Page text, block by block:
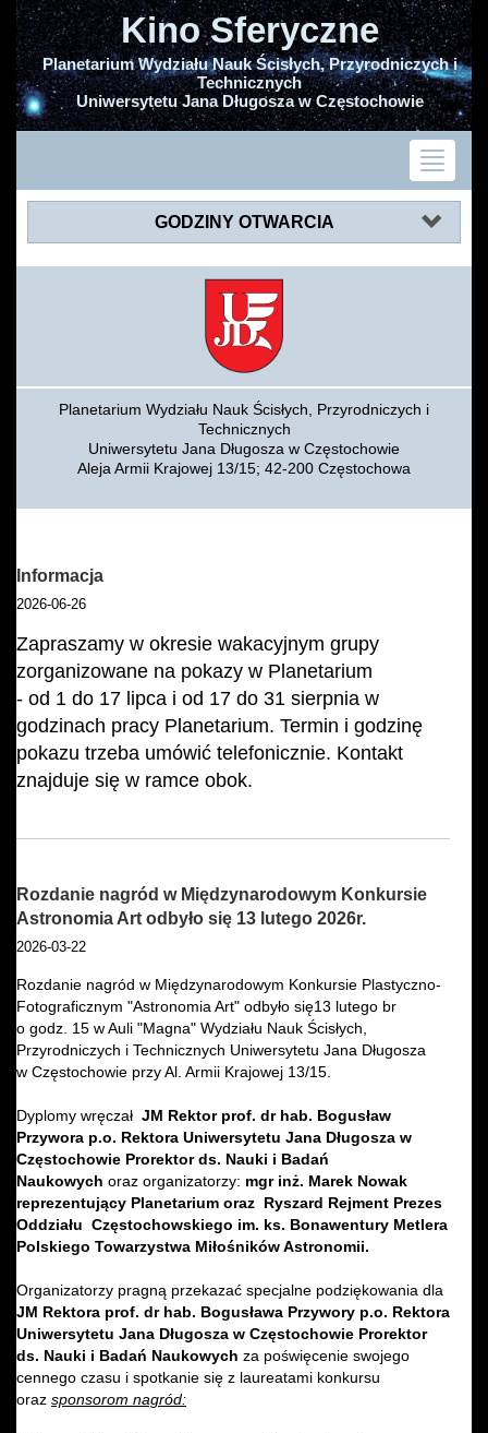
Kino Sferyczne
Planetarium Wydziału Nauk Ścisłych, Przyrodniczych i
Technicznych
Uniwersytetu Jana Długosza w Częstochowie
GODZINY OTWARCIA
Planetarium Wydziału Nauk Ścisłych, Przyrodniczych i
Technicznych
Uniwersytetu Jana Długosza w Częstochowie
Aleja Armii Krajowej 13/15; 42-200 Częstochowa
Informacja
2026-06-26
Zapraszamy w okresie wakacyjnym grupy
zorganizowane na pokazy w Planetarium
- od 1 do 17 lipca i od 17 do 31 sierpnia w
godzinach pracy Planetarium. Termin i godzinę
pokazu trzeba umówić telefonicznie. Kontakt
znajduje się w ramce obok.
Rozdanie nagród w Międzynarodowym Konkursie
Astronomia Art odbyło się 13 lutego 2026r.
2026-03-22
Rozdanie nagród w Międzynarodowym Konkursie Plastyczno-
Fotograficznym "Astronomia Art" odbyło się13 lutego br
o godz. 15 w Auli "Magna" Wydziału Nauk Ścisłych,
Przyrodniczych i Technicznych Uniwersytetu Jana Długosza
w Częstochowie przy Al. Armii Krajowej 13/15.
Dyplomy wręczał JM Rektor prof. dr hab. Bogusław
Przywora p.o. Rektora Uniwersytetu Jana Długosza w
Częstochowie Prorektor ds. Nauki i Badań
Naukowych oraz organizatorzy: mgr inż. Marek Nowak
reprezentujący Planetarium oraz Ryszard Rejment Prezes
Oddziału Częstochowskiego im. ks. Bonawentury Metlera
Polskiego Towarzystwa Miłośników Astronomii.
Organizatorzy pragną przekazać specjalne podziękowania dla
JM Rektora prof. dr hab. Bogusława Przywory p.o. Rektora
Uniwersytetu Jana Długosza w Częstochowie Prorektor
ds. Nauki i Badań Naukowych za poświęcenie swojego
cennego czasu i spotkanie się z laureatami konkursu
oraz sponsorom nagród: